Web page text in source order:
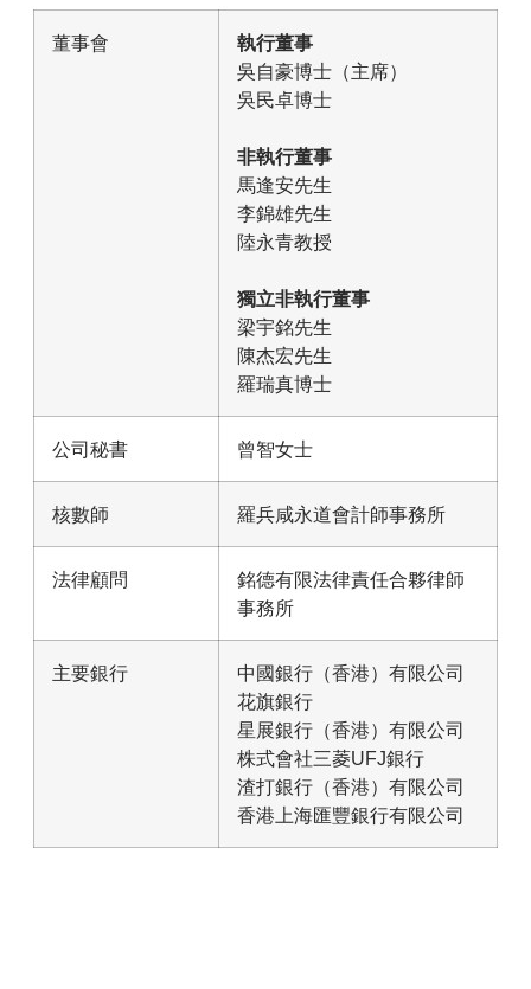
董事會
執行董事
吳自豪博士（主席）
吳民卓博士
非執行董事
馬逢安先生
李錦雄先生
陸永青教授
獨立非執行董事
梁宇銘先生
陳杰宏先生
羅瑞真博士
公司秘書 曾智女士
核數師 羅兵咸永道會計師事務所
法律顧問
銘德有限法律責任合夥律師
事務所
主要銀行
中國銀行（香港）有限公司
花旗銀行
星展銀行（香港）有限公司
株式會社三菱UFJ銀行
渣打銀行（香港）有限公司
香港上海匯豐銀行有限公司